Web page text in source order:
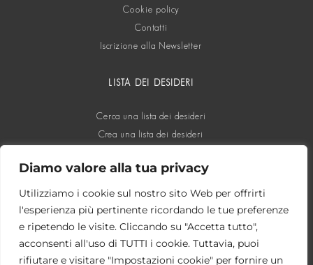
Diamo valore alla tua privacy
Utilizziamo i cookie sul nostro sito Web per offrirti
l'esperienza più pertinente ricordando le tue preferenze
e ripetendo le visite. Cliccando su "Accetta tutto",
acconsenti all'uso di TUTTI i cookie. Tuttavia, puoi
rifiutare e visitare "Impostazioni cookie" per fornire un
Cookie policy
Contatti
Iscrizione alla Newsletter
LISTA DEI DESIDERI
Cerca una lista dei desideri
Crea una lista dei desideri
SOCIAL